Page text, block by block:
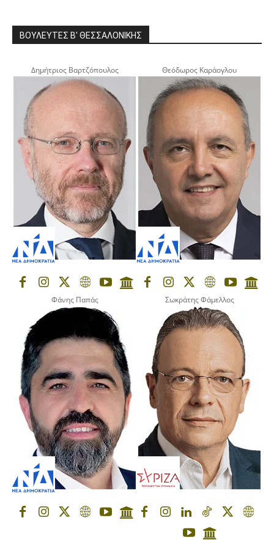
ΒΟΥΛΕΥΤΕΣ Β' ΘΕΣΣΑΛΟΝΙΚΗΣ
Δημήτριος Βαρτζόπουλος Θεόδωρος Καράογλου
Φάνης Παπάς Σωκράτης Φάμελλος